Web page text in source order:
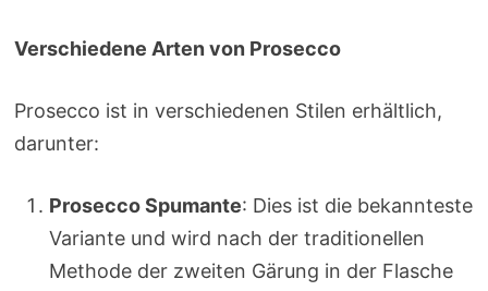
Verschiedene Arten von Prosecco
Prosecco ist in verschiedenen Stilen erhältlich,
darunter:
Prosecco Spumante: Dies ist die bekannteste
Variante und wird nach der traditionellen
Methode der zweiten Gärung in der Flasche